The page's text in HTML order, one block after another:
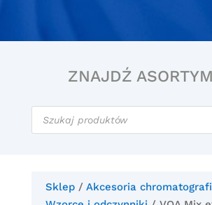
ZNAJDŹ
Wyszukiwarka
produktów
Sklep/ Akcesoria